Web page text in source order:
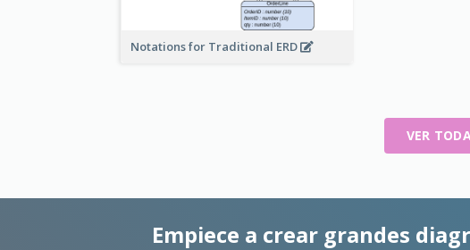
Notations for Traditional ERD
VER
Empiece a crear grandes